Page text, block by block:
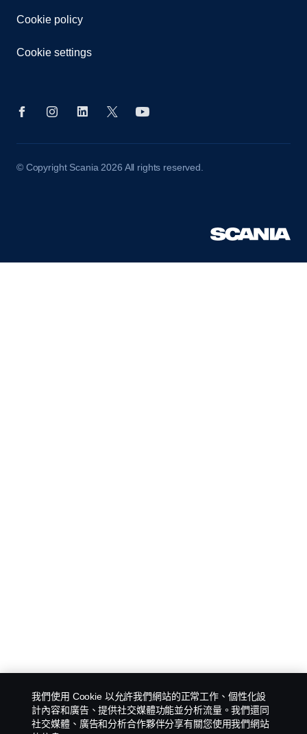
Cookie policy
Cookie settings
© Copyright Scania 2026 All rights reserved.
我們使用 Cookie 以允許我們網站的正常工作、個性化設
計內容和廣告、提供社交媒體功能並分析流量。我們還同
社交媒體、廣告和分析合作夥伴分享有關您使用我們網站